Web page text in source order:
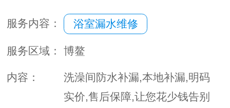
服务内容： 浴室漏水维修
服务区域： 博鳌
内容：
洗澡间防水补漏,本地补漏,明码
实价,售后保障,让您花少钱告别